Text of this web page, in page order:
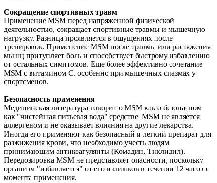
Сокращение спортивных травм
Применение MSM перед напряженной физической
деятельностью, сокращает спортивные травмы и мышечную
нагрузку. Разница проявляется в ощущениях после
тренировок. Применение MSM после травмы или растяжения
мышц притупляет боль и способствует быстрому избавлению
от остальных симптомов. Еще более эффективно сочетание
MSM с витамином С, особенно при мышечных спазмах у
спортсменов.
Безопасность применения
Медицинская литература говорит о MSM как о безопасном
как "чистейшая питьевая вода" средстве. MSM не является
аллергеном и не оказывает влияния на другие лекарства.
Иногда его применяют как безопасный и легкий препарат для
разжижения крови, что необходимо учесть людям,
принимающим антикоагулянты (Комадин, Тиклидил).
Передозировка MSM не представляет опасности, поскольку
организм "избавляется" от его излишков в течении 12 часов с
момента применения.